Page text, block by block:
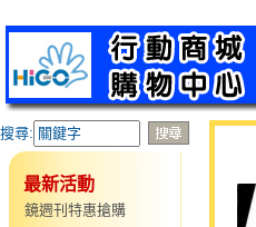
搜尋:
最新活動
鏡週刊特惠搶購